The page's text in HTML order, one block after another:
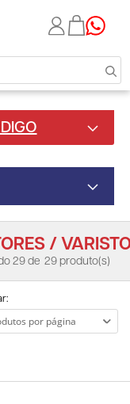
/
29 de 29 produto(s)